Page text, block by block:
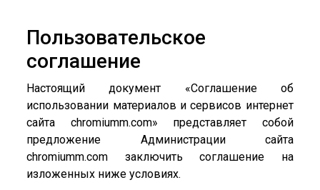
Пользовательское
соглашение
Настоящий документ «Соглашение об
использовании материалов и сервисов интернет
сайта chromiumm.com» представляет собой
предложение Администрации сайта
chromiumm.com заключить соглашение на
изложенных ниже условиях.